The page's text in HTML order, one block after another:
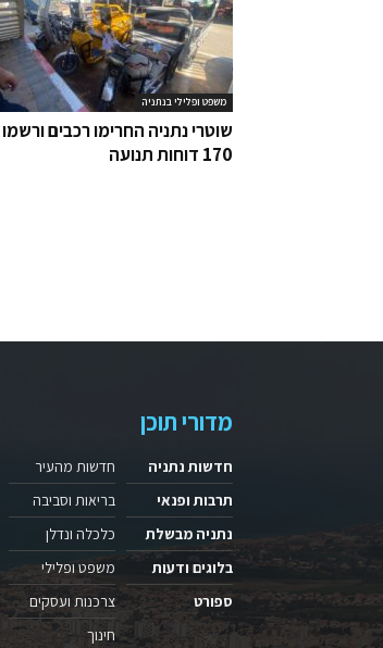
משפט ופלילי בנתניה
שוטרי נתניה החרימו רכבים ורשמו
170 דוחות תנועה
מדורי תוכן
חדשות נתניה
תרבות ופנאי
נתניה מבשלת
בלוגים ודעות
ספורט
חדשות מהעיר
בריאות וסביבה
כלכלה ונדלן
משפט ופלילי
צרכנות ועסקים
חינוך